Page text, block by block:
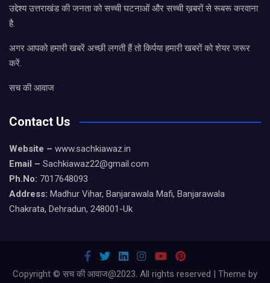
उद्देश्य उत्तराखंड की जनता को सच्ची घटनाओं और सच्ची ख़बरों से रूबरू करवाना
है.
अगर आपको हमारी खबरें अच्छी लगती हैं तो किर्पया हमारी खबरों को शेयर जरूर
करें.
सच की आवाज
Contact Us
Website – www.sachkiawaz.in
Email – Sachkiawaz22@gmail.com
Ph.No: 7017648093
Address: Madhur Vihar, Banjarawala Mafi, Banjarawala
Chakrata, Dehradun, 248001-Uk
Copyright © सच की आवाज@2023. All rights reserved | Theme by